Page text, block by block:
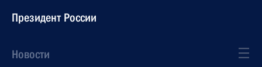
Президент России
Новости